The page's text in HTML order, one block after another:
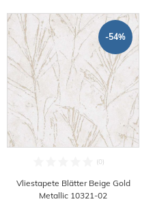
-54%
Vliestapete Blätter Beige Gold
Metallic 10321-02